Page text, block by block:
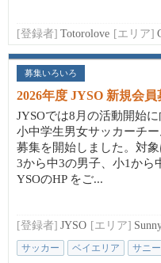
[登録者] Totorolove [エリア]
募集いろいろ
2026年度 JYSO 新規会
JYSOでは8月の活動開始
小中学生男女サッカーチ
募集を開始しました。対
3から中3の男子、小1から
YSOのHP をご...
[登録者] JYSO [エリア]
サッカー ベイエリア サニ